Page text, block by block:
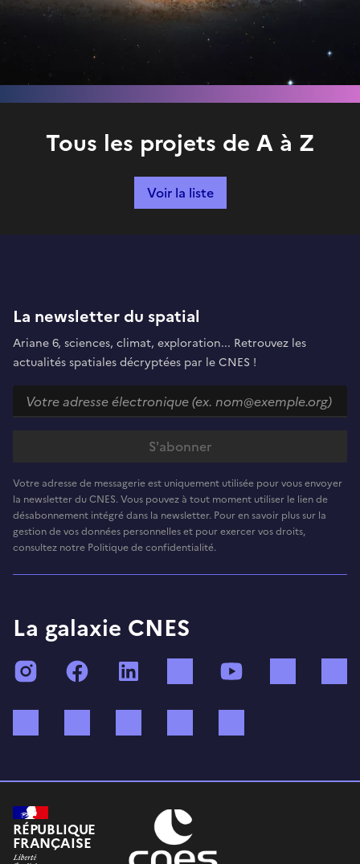
Tous les projets de A à Z
Voir la liste
La newsletter du spatial
Ariane 6, sciences, climat, exploration... Retrouvez les
actualités spatiales décryptées par le CNES !
Votre adresse de messagerie est uniquement utilisée pour vous envoyer
la newsletter du CNES. Vous pouvez à tout moment utiliser le lien de
désabonnement intégré dans la newsletter. Pour en savoir plus sur la
gestion de vos données personnelles et pour exercer vos droits,
consultez notre Politique de confidentialité.
La galaxie CNES
InstagramFacebook TikTok
RÉPUBLIQUE
FRANÇAISE